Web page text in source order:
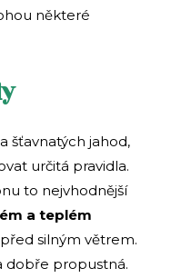
některé
šťavnatých jahod,
určitá pravidla.
to nejvhodnější
a teplém
silným větrem.
dobře propustná.